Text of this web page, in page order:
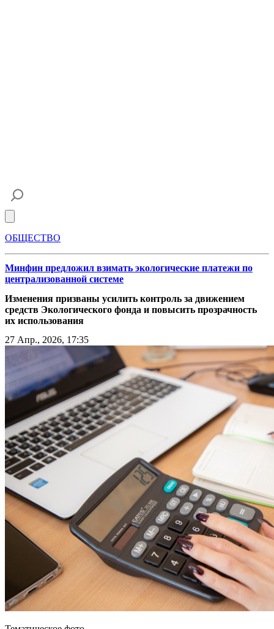
ОБЩЕСТВО
Минфин предложил взимать экологические платежи по
централизованной системе
Изменения призваны усилить контроль за движением
средств Экологического фонда и повысить прозрачность
их использования
27 Апр., 2026, 17:35